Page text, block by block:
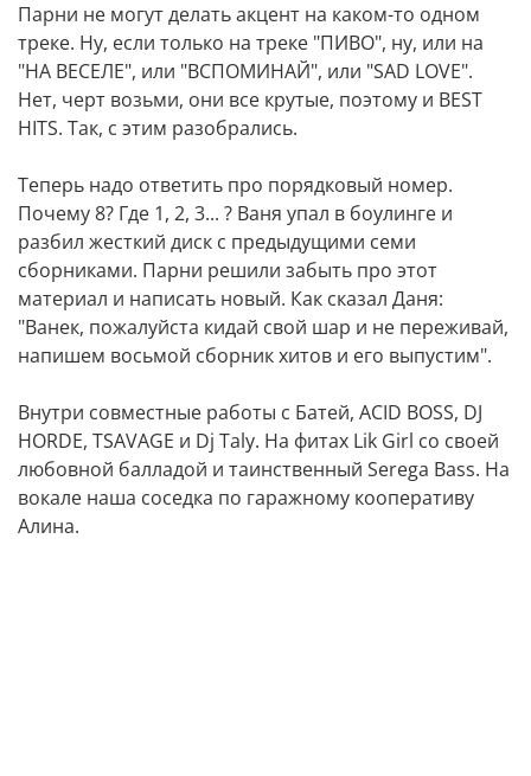
Парни не могут делать акцент на каком-то одном
треке. Ну, если только на треке "ПИВО", ну, или на
"НА ВЕСЕЛЕ", или "ВСПОМИНАЙ", или "SAD LOVE".
Нет, черт возьми, они все крутые, поэтому и BEST
HITS. Так, с этим разобрались.
Теперь надо ответить про порядковый номер.
Почему 8? Где 1, 2, 3... ? Ваня упал в боулинге и
разбил жесткий диск с предыдущими семи
сборниками. Парни решили забыть про этот
материал и написать новый. Как сказал Даня:
"Ванек, пожалуйста кидай свой шар и не переживай,
напишем восьмой сборник хитов и его выпустим".
Внутри совместные работы с Батей, ACID BOSS, DJ
HORDE, TSAVAGE и Dj Taly. На фитах Lik Girl со своей
любовной балладой и таинственный Serega Bass. На
вокале наша соседка по гаражному кооперативу
Алина.